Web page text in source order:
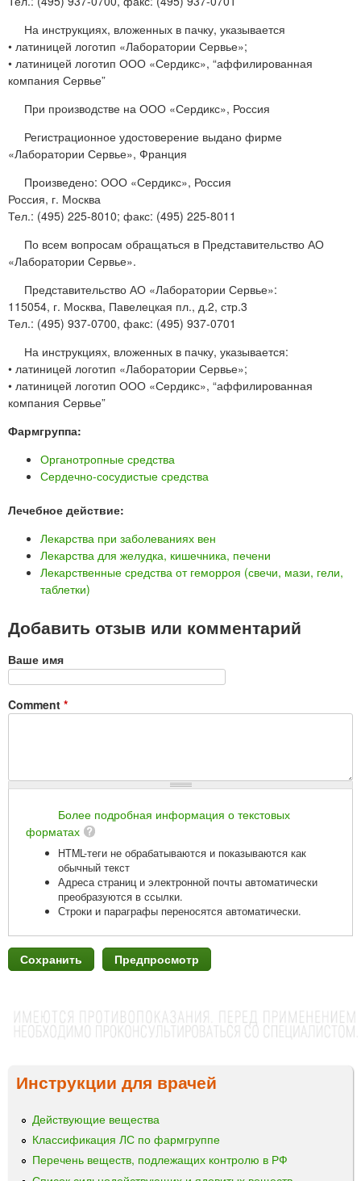
На инструкциях, вложенных в пачку, указывается
• латиницей логотип «Лаборатории Сервье»;
• латиницей логотип ООО «Сердикс», “аффилированная
компания Сервье”
При производстве на ООО «Сердикс», Россия
Регистрационное удостоверение выдано фирме
«Лаборатории Сервье», Франция
Произведено: ООО «Сердикс», Россия
Россия, г. Москва
Тел.: (495) 225-8010; факс: (495) 225-8011
По всем вопросам обращаться в Представительство АО
«Лаборатории Сервье».
Представительство АО «Лаборатории Сервье»:
115054, г. Москва, Павелецкая пл., д.2, стр.3
Тел.: (495) 937-0700, факс: (495) 937-0701
На инструкциях, вложенных в пачку, указывается:
• латиницей логотип «Лаборатории Сервье»;
• латиницей логотип ООО «Сердикс», “аффилированная
компания Сервье”
Фармгруппа:
Органотропные средства
Сердечно-сосудистые средства
Лечебное действие:
Лекарства при заболеваниях вен
Лекарства для желудка, кишечника, печени
Лекарственные средства от геморроя (свечи, мази, гели,
таблетки)
Добавить отзыв или комментарий
Ваше имя
Comment *
Более подробная информация о текстовых
форматах
HTML-теги не обрабатываются и показываются как
обычный текст
Адреса страниц и электронной почты автоматически
преобразуются в ссылки.
Строки и параграфы переносятся автоматически.
Инструкции для врачей
Действующие вещества
Классификация ЛС по фармгруппе
Перечень веществ, подлежащих контролю в РФ